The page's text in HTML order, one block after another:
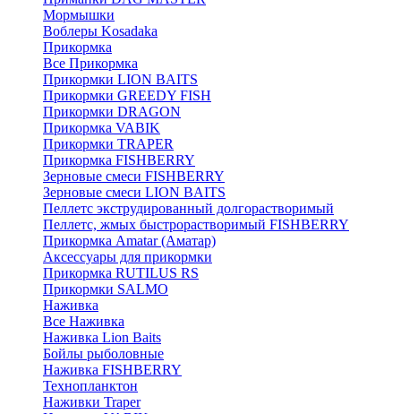
Мормышки
Воблеры Kosadaka
Прикормка
Все Прикормка
Прикормки LION BAITS
Прикормки GREEDY FISH
Прикормки DRAGON
Прикормка VABIK
Прикормки TRAPER
Прикормка FISHBERRY
Зерновые смеси FISHBERRY
Зерновые смеси LION BAITS
Пеллетс экструдированный долгорастворимый
Пеллетс, жмых быстрорастворимый FISHBERRY
Прикормка Amatar (Аматар)
Аксессуары для прикормки
Прикормка RUTILUS RS
Прикормки SALMO
Наживка
Все Наживка
Наживка Lion Baits
Бойлы рыболовные
Наживка FISHBERRY
Технопланктон
Наживки Traper